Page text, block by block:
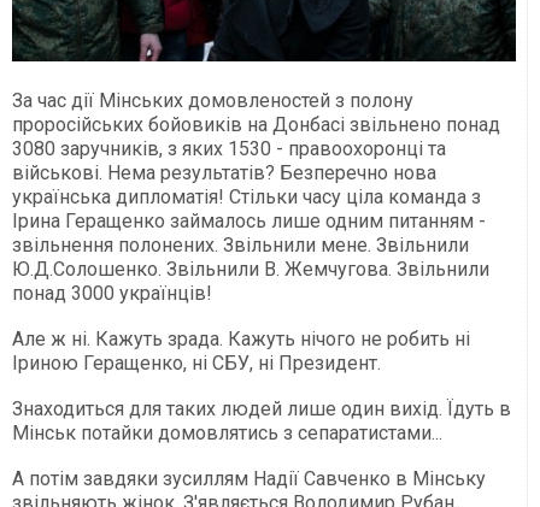
За час дії Мінських домовленостей з полону
проросійських бойовиків на Донбасі звільнено понад
3080 заручників, з яких 1530 - правоохоронці та
військові. Нема результатів? Безперечно нова
українська дипломатія! Стільки часу ціла команда з
Ірина Геращенко займалось лише одним питанням -
звільнення полонених. Звільнили мене. Звільнили
Ю.Д.Солошенко. Звільнили В. Жемчугова. Звільнили
понад 3000 українців!
Але ж ні. Кажуть зрада. Кажуть нічого не робить ні
Іриною Геращенко, ні СБУ, ні Президент.
Знаходиться для таких людей лише один вихід. Їдуть в
Мінськ потайки домовлятись з сепаратистами...
А потім завдяки зусиллям Надії Савченко в Мінську